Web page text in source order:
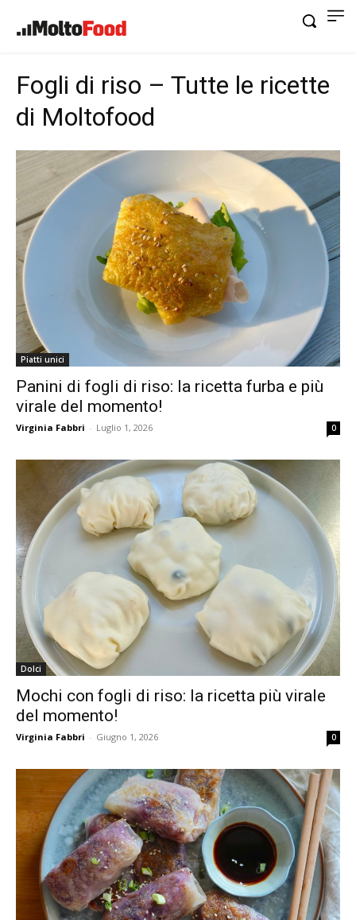
Fogli di riso – Tutte le ricette
di Moltofood
Piatti unici
Panini di fogli di riso: la ricetta furba e più
virale del momento!
Virginia Fabbri - Luglio 1, 2026 0
Dolci
Mochi con fogli di riso: la ricetta più virale
del momento!
Virginia Fabbri - Giugno 1, 2026 0